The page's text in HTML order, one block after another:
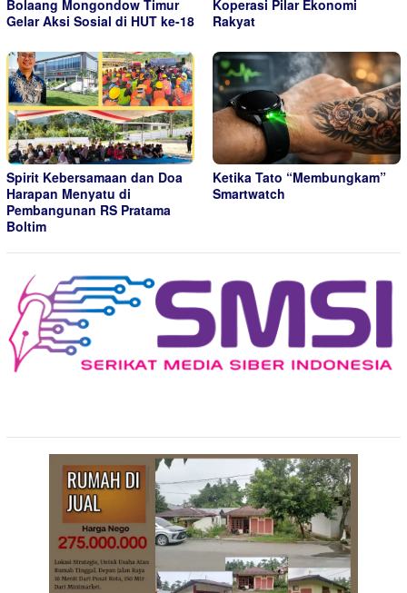
Bolaang Mongondow Timur
Gelar Aksi Sosial di HUT ke-18
Koperasi Pilar Ekonomi
Rakyat
Spirit Kebersamaan dan Doa
Harapan Menyatu di
Pembangunan RS Pratama
Boltim
Ketika Tato “Membungkam”
Smartwatch